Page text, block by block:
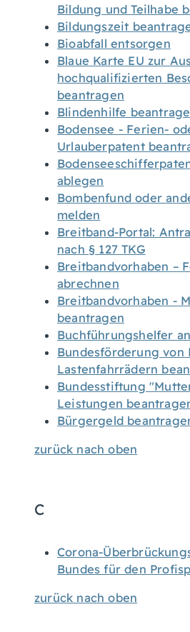
Bildung und Teilhabe
Bildungszeit
Bioabfall entsorgen
Blaue Karte EU zur
hochqualifizierten
beantragen
Blindenhilfe
Bodensee - Ferien-
Urlauberpatent
ablegen
Bombenfund oder
melden
Breitband-Portal:
nach § 127 TKG
Breitbandvorhaben –
abrechnen
Breitbandvorhaben -
beantragen
Buchführungshelfer
Bundesförderung von
Lastenfahrrädern
Bundesstiftung
Leistungen
Bürgergeld
zurück nach oben
C
Corona-
Bundes für den
zurück nach oben